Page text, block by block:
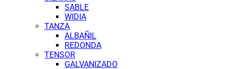
SABLE
WIDIA
TANZA
ALBAÑIL
REDONDA
TENSOR
GALVANIZADO